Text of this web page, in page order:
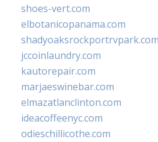
shoes-vert.com
elbotanicopanama.com
shadyoaksrockportrvpark.com
jccoinlaundry.com
kautorepair.com
marjaeswinebar.com
elmazatlanclinton.com
ideacoffeenyc.com
odieschillicothe.com